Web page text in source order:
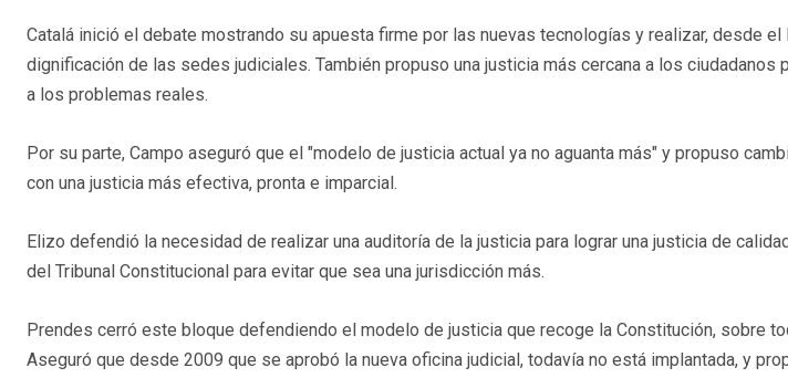
Catalá inició el debate mostrando su apuesta firme por las nuevas tecnologías y realizar, desde el
dignificación de las sedes judiciales. También propuso una justicia más cercana a los ciudadanos
a los problemas reales.
Por su parte, Campo aseguró que el "modelo de justicia actual ya no aguanta más" y propuso
con una justicia más efectiva, pronta e imparcial.
Elizo defendió la necesidad de realizar una auditoría de la justicia para lograr una justicia de
del Tribunal Constitucional para evitar que sea una jurisdicción más.
Prendes cerró este bloque defendiendo el modelo de justicia que recoge la Constitución, sobre
Aseguró que desde 2009 que se aprobó la nueva oficina judicial, todavía no está implantada, y